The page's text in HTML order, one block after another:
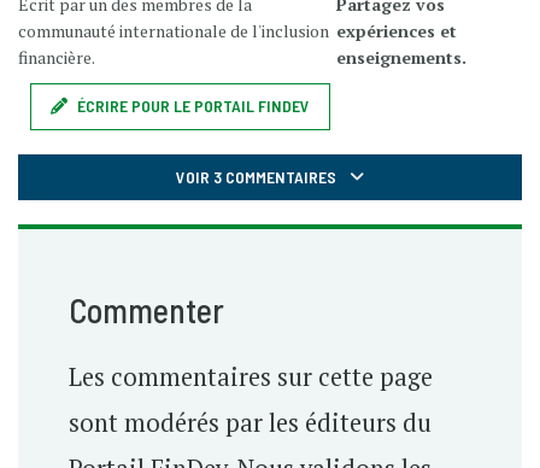
communauté internationale de l'inclusion
financière.
expériences et
enseignements.
ÉCRIRE POUR LE PORTAIL FINDEV
VOIR 3 COMMENTAIRES
Commenter
Les commentaires sur cette page
sont modérés par les éditeurs du